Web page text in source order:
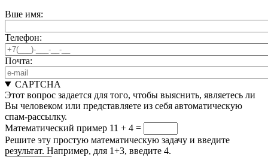
Вше имя:
Телефон:
Почта:
CAPTCHA
Этот вопрос задается для того, чтобы выяснить, являетесь ли
Вы человеком или представляете из себя автоматическую
спам-рассылку.
Математический пример 11 + 4 =
Решите эту простую математическую задачу и введите
результат. Например, для 1+3, введите 4.